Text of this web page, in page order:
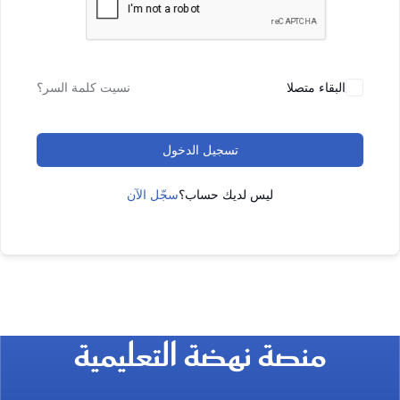
البقاء متصلا نسيت كلمة السر؟
تسجيل الدخول
ليس لديك حساب؟سجّل الآن
منصة نهضة التعليمية